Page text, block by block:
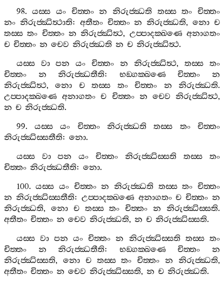
98.යස‍්ස යං චිත‍්තං න නිරුජ‍්ඣති තස‍්ස තං චිත‍්තං
නං නිරුජ‍්ඣිත්‍ථාති: අතීතං චිත‍්තං න නිරුජ‍්ඣති,නො ච
තස‍්ස තං චිත‍්තං න නිරුජ‍්ඣිත්‍ථ, උප‍්පාදක‍්ඛණෙ අනාගතං
ච චිත‍්තං න චෙව නිරුජ‍්ඣති න ච නිරුජ‍්ඣිත්‍ථ.
යස‍්ස
වා පන යං චිත‍්තං න නිරුජ‍්ඣිත්‍ථ,තස‍්ස
තං
චිත‍්තං
න නිරුජ‍්ඣතීති: භඞ‍්ගක‍්ඛණෙ චිත‍්තං
න
නිරුජ‍්ඣිත්‍ථ,නො ච තස‍්ස තං චිත‍්තං න නිරුජ‍්ඣති.
උප‍්පාදක‍්ඛණෙ අනාගතං ච චිත‍්තං න චෙව නිරුජ‍්ඣිත්‍ථ,
න ච නිරුජ‍්ඣති.
99. යස‍්ස යං චිත‍්තං නිරුජ‍්ඣති තස‍්ස තං
චිත‍්තං
නිරුජ‍්ඣිස‍්සතීති: නො.
යස‍්ස
වා පන යං චිත‍්තං නිරුජ‍්ඣිස‍්සති තස‍්ස
තං
චිත‍්තං නිරුජ‍්ඣතීති: නො.
100.යස‍්ස යං චිත‍්තං න නිරුජ‍්ඣති තස‍්ස තං චිත‍්තං
න නිරුජ‍්ඣිස‍්සතීති: උප‍්පාදක‍්ඛණෙ අනාගතං ච චිත‍්තං න
නිරුජ‍්ඣති, නො ච තස‍්ස තං චිත‍්තං න නිරුජ‍්ඣිස‍්සති.
අතීතං චිත‍්තං න චෙව නිරුජ‍්ඣති, න ච නිරුජ‍්ඣිස‍්සති.
යස‍්ස වා පන යං චිත‍්තං න නිරුජ‍්ඣිස‍්සති තස‍්ස තං
චිත‍්තං
න නිරුජ‍්ඣතීති: භඞ‍්ගක‍්ඛණෙ චිත‍්තං
න
නිරුජ‍්ඣිස‍්සති, නො ච තස‍්ස තං චිත‍්තං න නිරුජ‍්ඣති,
අතීතං චිත‍්තං න චෙව නිරුජ‍්ඣිස‍්සති, න ච නිරුජ‍්ඣති.